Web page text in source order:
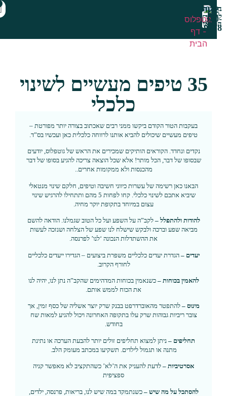
35 טיפים מעשיים לשינוי
כלכלי
בעקבות הטור הקודם ביקשו ממני רבים שאכתוב בצורה יותר מפורטת –
טיפים מעשיים שיכולים להביא אותנו לרווחה כלכלית כאן ועכשיו בס”ד.
נקדים ונחדד. הקוראים הותיקים שמכירים את הראש של גוטפלוס, יודעים
שבסופו של דבר, הכל מותר! אלא שכל הוצאה צריכה להגיע בסופו של דבר
מהכנסות ולא ממקומות אחרים..
הבאנו כאן רשימה של עשרות כיווני חשיבה וטיפים, חלקם שינוי מנטאלי
שיביא אתכם לשינוי כלכלי. קחו לפחות 5 מהם ותתחילו להרגיש שינוי
עצום במיוחד בתקופת יוקר מחיה.
להודות ולהתפלל –לקב”ה על השפע ועל כל הטוב שגמלנו. הודאה להשם
מביאה שפע וברכה ולבקש שישלח לנו שפע של הצלחה ושנזכה לעשות
את ההשתדלות הנכונה ‘לנו’ לפרנסה.
הגדרת יעדים כלכליים משפרת ביצועים – הגדירו ייעדים כלכליים
לחורף הקרוב.
להאמין בכוחות –כשנאמין בכוחות המדהימים שהקב”ה נתן לנו, יהיה לנו
את הכוח לממש אותם.
להתפטר מהאוברדרפט בבנק שרק יוצר אשליה של כסף זמין, אך
צובר ריביות גבוהות שרק עלו בתקופה האחרונה ויכול להגיע למאות שח
תחליפים –ניתן למצוא תחליפים זולים יותר להבעת הערכה או נתינת
מתנה או תגמול לילדים. תשקיעו במכתב מעומק הלב.
אסרטיביות –לדעת להעניק את ה’לא’ כשהתקציב לא מאפשר קניה
ספציפית
להסתכל על מה שיש –כשנתמקד במה שיש לנו, בריאות, פרנסה, ילדים,